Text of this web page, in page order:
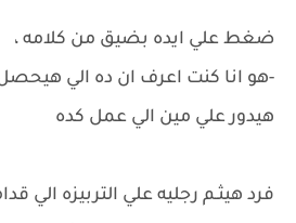
ضغط علي ايده بضيق من كلامه ،
-هو انا كنت اعرف ان ده الي هيحصل
هيدور علي مين الي عمل كده
فرد هيثـم رجليه علي التربيزه الي